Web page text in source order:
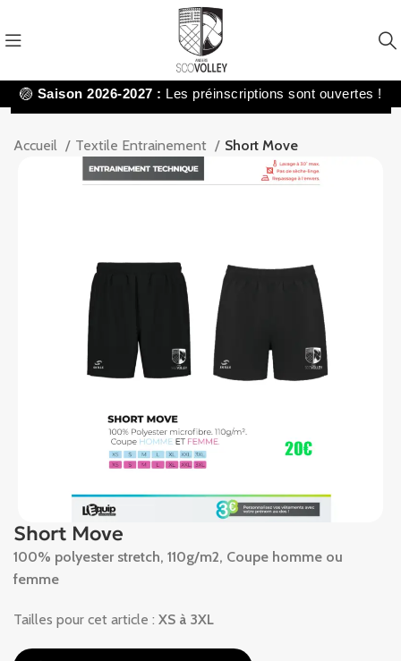
🏐 Saison 2026-2027 : Les préinscriptions sont ouvertes !
Accueil Textile Entrainement Short Move
Short Move
100% polyester stretch, 110g/m2, Coupe homme ou
femme
Tailles pour cet article :XS à 3XL